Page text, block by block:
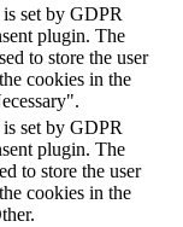
set by GDPR
plugin. The
to store the user
cookies in the
set by GDPR
plugin. The
to store the user
cookies in the